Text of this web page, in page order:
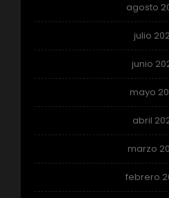
agosto
julio
junio
mayo
abril
marzo
febrero